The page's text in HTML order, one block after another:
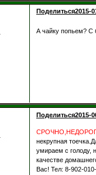
Поделиться2015-
А чайку попьем? С
Поделиться2015-
некрупная
умираем с голоду,
качестве
Вас! Тел: 8-902-